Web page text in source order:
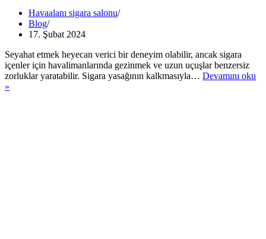
Havaalanı sigara salonu
Blog
17. Şubat 2024
Seyahat etmek heyecan verici bir deneyim olabilir, ancak sigara
içenler için havalimanlarında gezinmek ve uzun uçuşlar benzersiz
zorluklar yaratabilir. Sigara yasağının kalkmasıyla… Devamını oku
»